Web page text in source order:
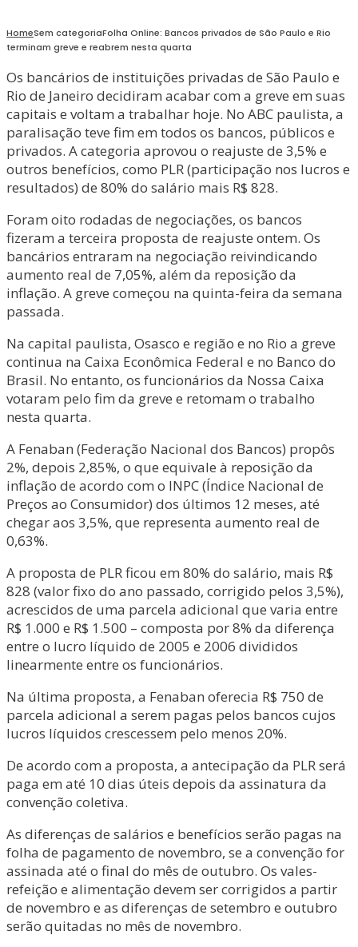
HomeSem categoriaFolha Online: Bancos privados de São Paulo e Rio
terminam greve e reabrem nesta quarta
Os bancários de instituições privadas de São Paulo e
Rio de Janeiro decidiram acabar com a greve em suas
capitais e voltam a trabalhar hoje. No ABC paulista, a
paralisação teve fim em todos os bancos, públicos e
privados. A categoria aprovou o reajuste de 3,5% e
outros benefícios, como PLR (participação nos lucros e
resultados) de 80% do salário mais R$ 828.
Foram oito rodadas de negociações, os bancos
fizeram a terceira proposta de reajuste ontem. Os
bancários entraram na negociação reivindicando
aumento real de 7,05%, além da reposição da
inflação. A greve começou na quinta-feira da semana
passada.
Na capital paulista, Osasco e região e no Rio a greve
continua na Caixa Econômica Federal e no Banco do
Brasil. No entanto, os funcionários da Nossa Caixa
votaram pelo fim da greve e retomam o trabalho
nesta quarta.
A Fenaban (Federação Nacional dos Bancos) propôs
2%, depois 2,85%, o que equivale à reposição da
inflação de acordo com o INPC (Índice Nacional de
Preços ao Consumidor) dos últimos 12 meses, até
chegar aos 3,5%, que representa aumento real de
0,63%.
A proposta de PLR ficou em 80% do salário, mais R$
828 (valor fixo do ano passado, corrigido pelos 3,5%),
acrescidos de uma parcela adicional que varia entre
R$ 1.000 e R$ 1.500 – composta por 8% da diferença
entre o lucro líquido de 2005 e 2006 divididos
linearmente entre os funcionários.
Na última proposta, a Fenaban oferecia R$ 750 de
parcela adicional a serem pagas pelos bancos cujos
lucros líquidos crescessem pelo menos 20%.
De acordo com a proposta, a antecipação da PLR será
paga em até 10 dias úteis depois da assinatura da
convenção coletiva.
As diferenças de salários e benefícios serão pagas na
folha de pagamento de novembro, se a convenção for
assinada até o final do mês de outubro. Os vales-
refeição e alimentação devem ser corrigidos a partir
de novembro e as diferenças de setembro e outubro
serão quitadas no mês de novembro.